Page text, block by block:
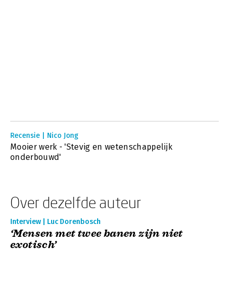
Recensie | Nico Jong
Mooier werk - 'Stevig en wetenschappelijk
onderbouwd'
Over dezelfde auteur
Interview | Luc Dorenbosch
‘Mensen met twee banen zijn niet
exotisch’